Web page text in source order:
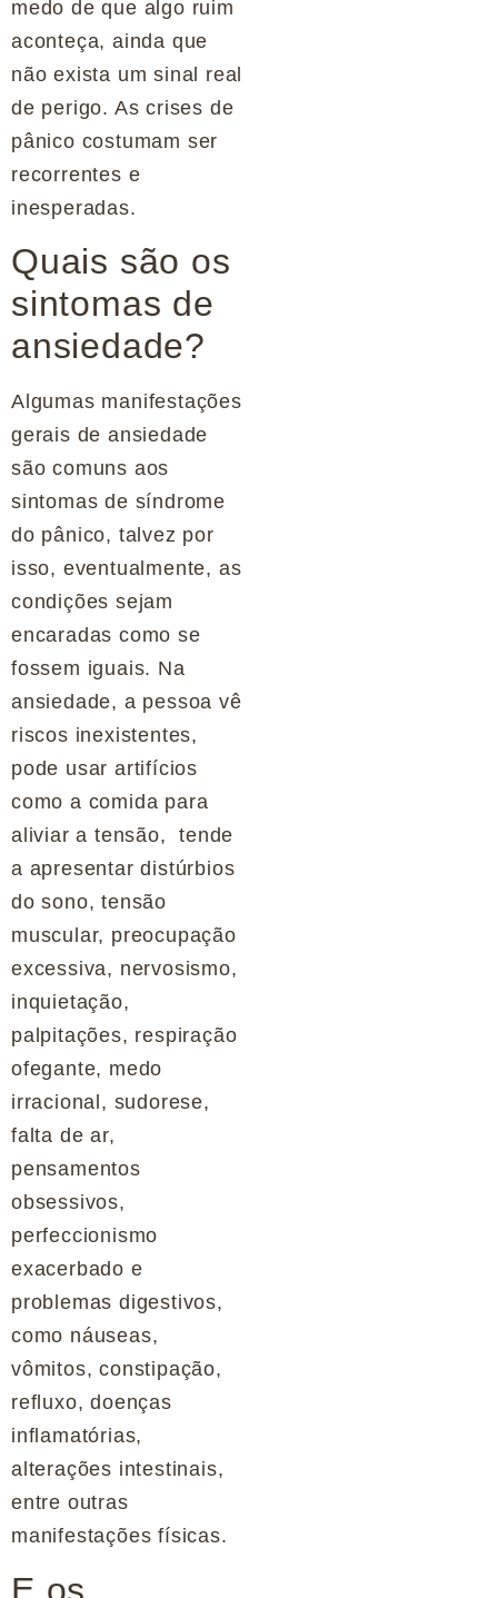
medo de que algo ruim
aconteça, ainda que
não exista um sinal real
de perigo. As crises de
pânico costumam ser
recorrentes e
inesperadas.
Quais são os
sintomas de
ansiedade?
Algumas manifestações
gerais de ansiedade
são comuns aos
sintomas de síndrome
do pânico, talvez por
isso, eventualmente, as
condições sejam
encaradas como se
fossem iguais. Na
ansiedade, a pessoa vê
riscos inexistentes,
pode usar artifícios
como a comida para
aliviar a tensão, tende
a apresentar distúrbios
do sono, tensão
muscular, preocupação
excessiva, nervosismo,
inquietação,
palpitações, respiração
ofegante, medo
irracional, sudorese,
falta de ar,
pensamentos
obsessivos,
perfeccionismo
exacerbado e
problemas digestivos,
como náuseas,
vômitos, constipação,
refluxo, doenças
inflamatórias,
alterações intestinais,
entre outras
manifestações físicas.